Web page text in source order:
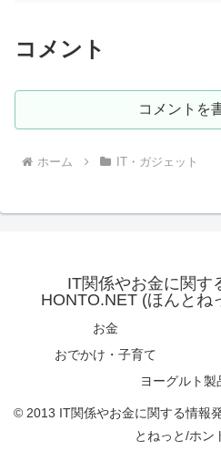
コメント
コメントを
ホーム IT・ガジェット
IT関係やお金に関す
HONTO.NET (ほんとね
お金
おでかけ・子育て
ヨーグルト製
© 2013 IT関係やお金に関する情報
とねっと/ホン